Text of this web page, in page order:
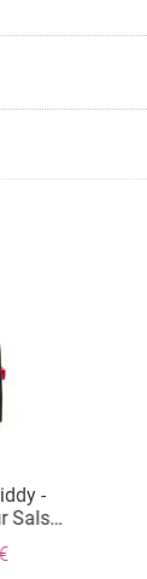
-
Salsa,